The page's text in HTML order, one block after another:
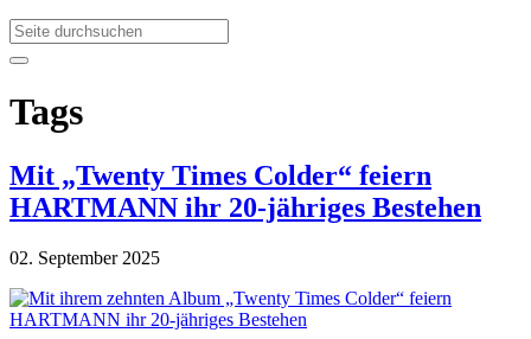
Tags
Mit „Twenty Times Colder“ feiern
HARTMANN ihr 20-jähriges Bestehen
02. September 2025